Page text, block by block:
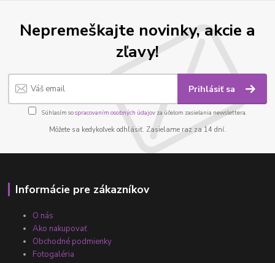
Nepremeškajte novinky, akcie a
zľavy!
Prihlásiť sa
Súhlasím sospracovaním osobných údajov za účelom zasielania newslettera.
Môžete sa kedykoľvek odhlásiť. Zasielame raz za 14 dní.
Informácie pre zákazníkov
O nás
Ako nakupovať
Obchodné podmienky
Fotogaléria